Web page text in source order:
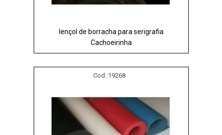
lençol de borracha para serigrafia
Cachoeirinha
Cod.:19268